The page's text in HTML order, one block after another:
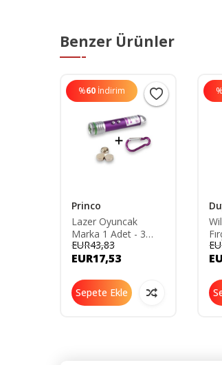
Benzer Ürünler
%60 İndirim
Princo
Lazer Oyuncak
Marka 1 Adet - 3
Farklı Işık Kedi
Oyuncağı Anahtarlık
EUR43,83
EUR17,53
Sepete Ekle
%